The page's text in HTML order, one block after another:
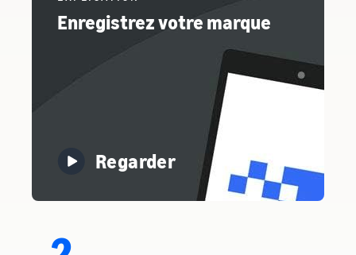
Enregistrez votre marque
Regarder